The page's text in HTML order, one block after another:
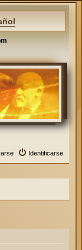
Identificarse